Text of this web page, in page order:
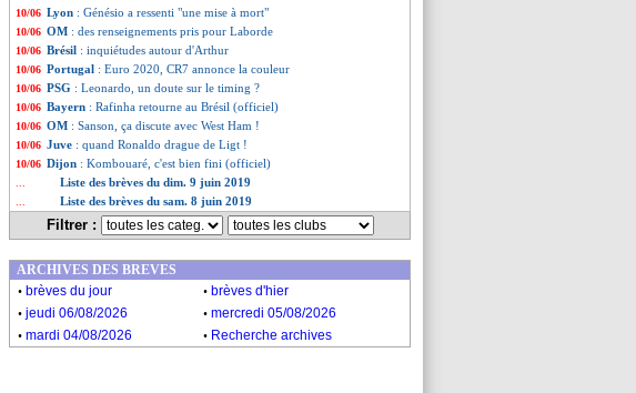
10/06 Lyon : Génésio a ressenti "une mise à mort"
10/06 OM : des renseignements pris pour Laborde
10/06 Brésil : inquiétudes autour d'Arthur
10/06 Portugal : Euro 2020, CR7 annonce la couleur
10/06 PSG : Leonardo, un doute sur le timing ?
10/06 Bayern : Rafinha retourne au Brésil (officiel)
10/06 OM : Sanson, ça discute avec West Ham !
10/06 Juve : quand Ronaldo drague de Ligt !
10/06 Dijon : Kombouaré, c'est bien fini (officiel)
Liste des brèves du dim. 9 juin 2019
Liste des brèves du sam. 8 juin 2019
Filtrer :
ARCHIVES DES BREVES
. brèves du jour . brèves d'hier
. jeudi 06/08/2026 . mercredi 05/08/2026
. mardi 04/08/2026 . Recherche archives